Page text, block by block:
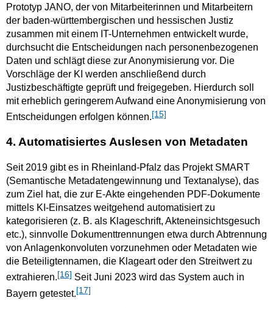
Prototyp JANO, der von Mitarbeiterinnen und Mitarbeitern
der baden-württembergischen und hessischen Justiz
zusammen mit einem IT-Unternehmen entwickelt wurde,
durchsucht die Entscheidungen nach personenbezogenen
Daten und schlägt diese zur Anonymisierung vor. Die
Vorschläge der KI werden anschließend durch
Justizbeschäftigte geprüft und freigegeben. Hierdurch soll
mit erheblich geringerem Aufwand eine Anonymisierung von
Entscheidungen erfolgen können.[15]
4. Automatisiertes Auslesen von Metadaten
Seit 2019 gibt es in Rheinland-Pfalz das Projekt SMART
(Semantische Metadatengewinnung und Textanalyse), das
zum Ziel hat, die zur E-Akte eingehenden PDF-Dokumente
mittels KI-Einsatzes weitgehend automatisiert zu
kategorisieren (z. B. als Klageschrift, Akteneinsichtsgesuch
etc.), sinnvolle Dokumenttrennungen etwa durch Abtrennung
von Anlagenkonvoluten vorzunehmen oder Metadaten wie
die Beteiligtennamen, die Klageart oder den Streitwert zu
extrahieren.[16] Seit Juni 2023 wird das System auch in
Bayern getestet.[17]